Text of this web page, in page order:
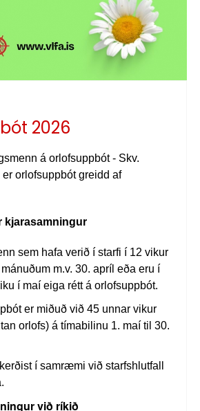
2026
á orlofsuppbót - Skv.
orlofsuppbót greidd af
kjarasamningur
sem hafa verið í starfi í 12 vikur
m.v. 30. apríl eða eru í
í maí eiga rétt á orlofsuppbót.
er miðuð við 45 unnar vikur
orlofs) á tímabilinu 1. maí til 30.
í samræmi við starfshlutfall
við ríkið